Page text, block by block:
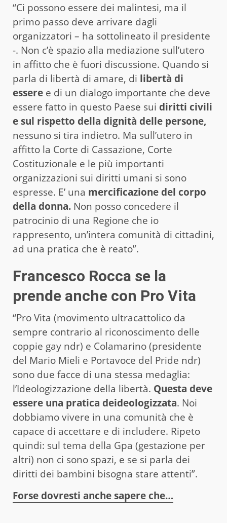
“Ci possono essere dei malintesi, ma il
primo passo deve arrivare dagli
organizzatori – ha sottolineato il presidente
-. Non c’è spazio alla mediazione sull’utero
in affitto che è fuori discussione. Quando si
parla di libertà di amare, di libertà di
essere e di un dialogo importante che deve
essere fatto in questo Paese sui diritti civili
e sul rispetto della dignità delle persone,
nessuno si tira indietro. Ma sull’utero in
affitto la Corte di Cassazione, Corte
Costituzionale e le più importanti
organizzazioni sui diritti umani si sono
espresse. E’ una mercificazione del corpo
della donna. Non posso concedere il
patrocinio di una Regione che io
rappresento, un’intera comunità di cittadini,
ad una pratica che è reato”.
Francesco Rocca se la
prende anche con Pro Vita
“Pro Vita (movimento ultracattolico da
sempre contrario al riconoscimento delle
coppie gay ndr) e Colamarino (presidente
del Mario Mieli e Portavoce del Pride ndr)
sono due facce di una stessa medaglia:
l’Ideologizzazione della libertà. Questa deve
essere una pratica deideologizzata. Noi
dobbiamo vivere in una comunità che è
capace di accettare e di includere. Ripeto
quindi: sul tema della Gpa (gestazione per
altri) non ci sono spazi, e se si parla dei
diritti dei bambini bisogna stare attenti”.
Forse dovresti anche sapere che…